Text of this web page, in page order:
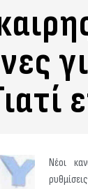
Νέοι